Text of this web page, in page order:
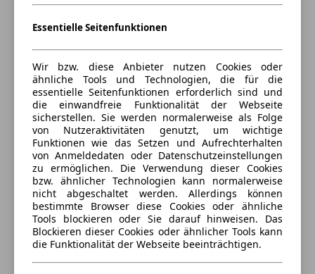
Essentielle Seitenfunktionen
Wir bzw. diese Anbieter nutzen Cookies oder
ähnliche Tools und Technologien, die für die
essentielle Seitenfunktionen erforderlich sind und
die einwandfreie Funktionalität der Webseite
sicherstellen. Sie werden normalerweise als Folge
von Nutzeraktivitäten genutzt, um wichtige
Funktionen wie das Setzen und Aufrechterhalten
von Anmeldedaten oder Datenschutzeinstellungen
zu ermöglichen. Die Verwendung dieser Cookies
bzw. ähnlicher Technologien kann normalerweise
nicht abgeschaltet werden. Allerdings können
bestimmte Browser diese Cookies oder ähnliche
Tools blockieren oder Sie darauf hinweisen. Das
Blockieren dieser Cookies oder ähnlicher Tools kann
die Funktionalität der Webseite beeinträchtigen.